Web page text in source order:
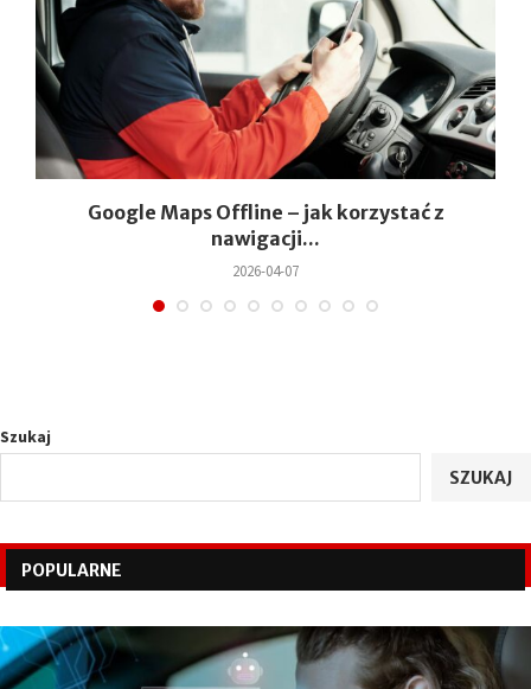
Google Maps Offline – jak korzystać z
nawigacji...
2026-04-07
Szukaj
SZUKAJ
POPULARNE